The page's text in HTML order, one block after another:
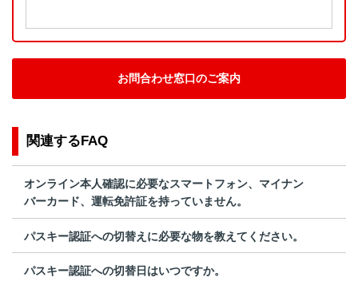
お問合わせ窓口のご案内
関連するFAQ
オンライン本人確認に必要なスマートフォン、マイナン
バーカード、運転免許証を持っていません。
パスキー認証への切替えに必要な物を教えてください。
パスキー認証への切替日はいつですか。